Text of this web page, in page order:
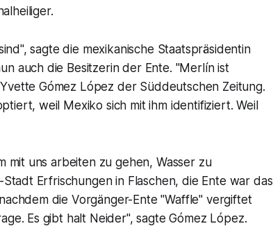
sagte die mexikanische Staatspräsidentin
auch die Besitzerin der Ente. "Merlín ist
Gómez López der Süddeutschen Zeitung.
weil Mexiko sich mit ihm identifiziert. Weil
mit uns arbeiten zu gehen, Wasser zu
Erfrischungen in Flaschen, die Ente war das
die Vorgänger-Ente "Waffle" vergiftet
Es gibt halt Neider", sagte Gómez López.